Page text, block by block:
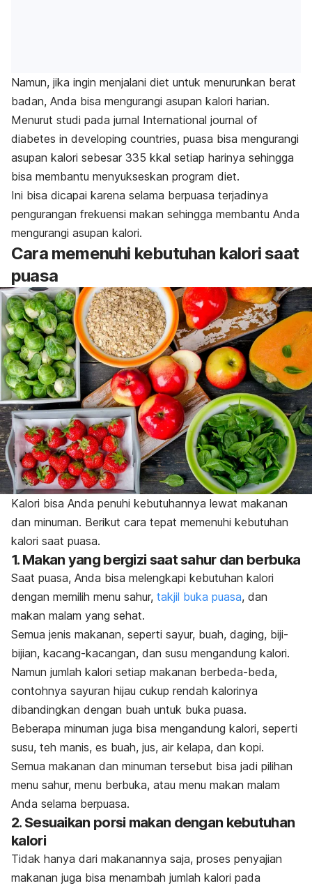
Namun, jika ingin menjalani diet untuk menurunkan berat
badan, Anda bisa mengurangi asupan kalori harian.
Menurut studi pada jurnal International journal of
diabetes in developing countries, puasa bisa mengurangi
asupan kalori sebesar 335 kkal setiap harinya sehingga
bisa membantu menyukseskan program diet.
Ini bisa dicapai karena selama berpuasa terjadinya
pengurangan frekuensi makan sehingga membantu Anda
mengurangi asupan kalori.
Cara memenuhi kebutuhan kalori saat
puasa
Kalori bisa Anda penuhi kebutuhannya lewat makanan
dan minuman. Berikut cara tepat memenuhi kebutuhan
kalori saat puasa.
1. Makan yang bergizi saat sahur dan berbuka
Saat puasa, Anda bisa melengkapi kebutuhan kalori
dengan memilih menu sahur, takjil buka puasa, dan
makan malam yang sehat.
Semua jenis makanan, seperti sayur, buah, daging, biji-
bijian, kacang-kacangan, dan susu mengandung kalori.
Namun jumlah kalori setiap makanan berbeda-beda,
contohnya sayuran hijau cukup rendah kalorinya
dibandingkan dengan buah untuk buka puasa.
Beberapa minuman juga bisa mengandung kalori, seperti
susu, teh manis, es buah, jus, air kelapa, dan kopi.
Semua makanan dan minuman tersebut bisa jadi pilihan
menu sahur, menu berbuka, atau menu makan malam
Anda selama berpuasa.
2. Sesuaikan porsi makan dengan kebutuhan
kalori
Tidak hanya dari makanannya saja, proses penyajian
makanan juga bisa menambah jumlah kalori pada